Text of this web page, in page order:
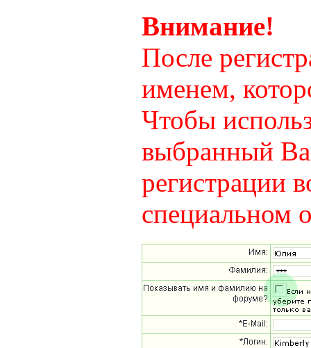
Внимание!
После
именем,
Чтобы
выбранный
регистрации
специальном